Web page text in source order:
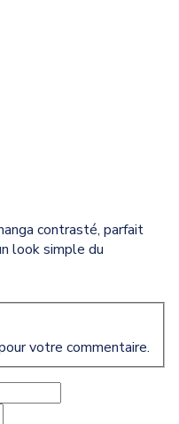
contrasté, parfait
look simple du
votre commentaire.